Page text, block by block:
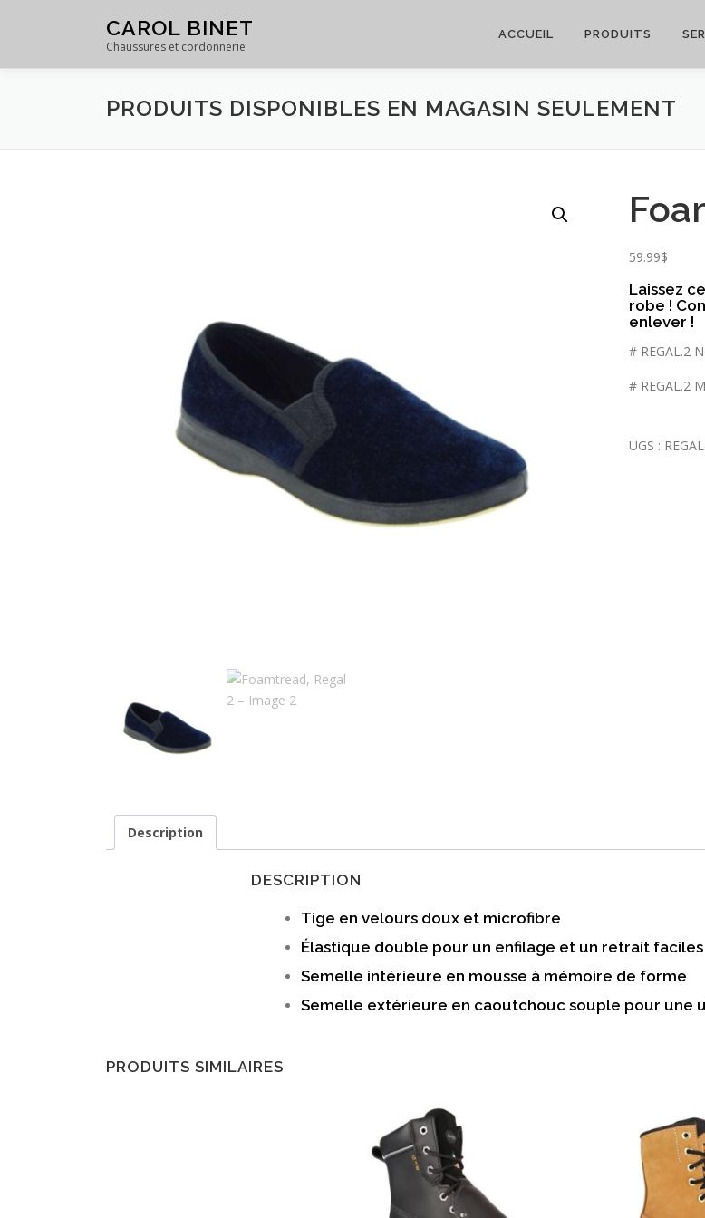
CAROL BINET
Chaussures et cordonnerie
ACCUEIL PRODUITS
PRODUITS DISPONIBLES EN MAGASIN SEULEMENT
59.99$
Laissez
robe !
enlever !
# REGAL.2
# REGAL.2
UGS :
Description
DESCRIPTION
Tige en velours doux et microfibre
Élastique double pour un enfilage et un retrait faciles
Semelle intérieure en mousse à mémoire de forme
Semelle extérieure en caoutchouc souple pour une
PRODUITS SIMILAIRES